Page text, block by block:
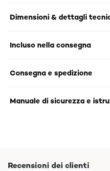
Dimensioni & dettagli
Incluso nella consegna
Consegna e spedizione
Manuale di sicurezza e
Recensioni dei clienti